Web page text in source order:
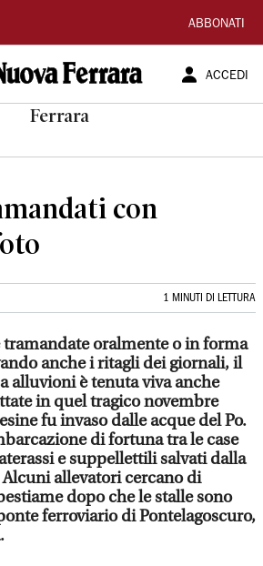
ABBONATI
ACCEDI
Ferrara
con
1 MINUTI DI LETTURA
oralmente o in forma
anche i ritagli dei giornali, il
alluvioni è tenuta viva anche
in quel tragico novembre
fu invaso dalle acque del Po.
di fortuna tra le case
e suppellettili salvati dalla
allevatori cercano di
dopo che le stalle sono
ferroviario di Pontelagoscuro,